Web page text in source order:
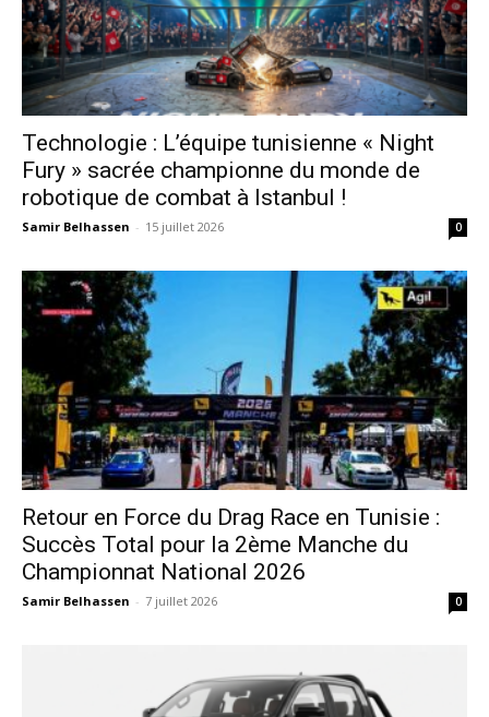
Technologie : L’équipe tunisienne « Night
Fury » sacrée championne du monde de
robotique de combat à Istanbul !
Samir Belhassen - 15 juillet 2026 0
Retour en Force du Drag Race en Tunisie :
Succès Total pour la 2ème Manche du
Championnat National 2026
Samir Belhassen - 7 juillet 2026 0